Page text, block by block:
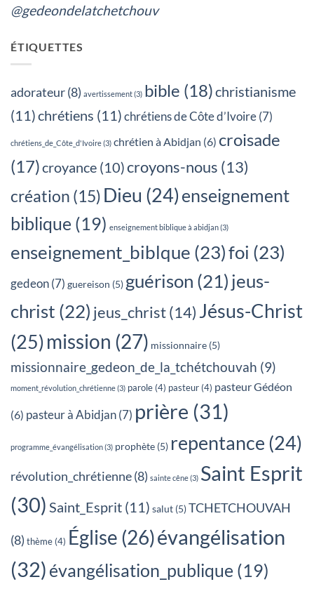
@gedeondelatchetchouv
ÉTIQUETTES
adorateur(8) avertissement(3) bible (18)christianisme
(11)chrétiens (11)chrétiens de Côte d’Ivoire(7)
chrétiens_de_Côte_d'Ivoire(3) chrétien à Abidjan (6) croisade
(17)croyance (10)croyons-nous (13)
création (15) Dieu (24) enseignement
biblique (19) enseignement biblique à abidjan(3)
enseignement_biblque (23)foi (23)
gedeon(7) guereison (5) guérison (21) jeus-
christ (22) jeus_christ(14) Jésus-Christ
(25) mission (27) missionnaire (5)
missionnaire_gedeon_de_la_tchétchouvah (9)
moment_révolution_chrétienne(3) parole (4) pasteur (4) pasteur Gédéon
(6) pasteur à Abidjan(7) prière (31)
programme_évangélisation(3) prophète (5) repentance (24)
révolution_chrétienne(8) sainte cêne(3) Saint Esprit
(30) Saint_Esprit (11) salut (5)TCHETCHOUVAH
(8) thème (4) Église (26)évangélisation
(32) évangélisation_publique (19)